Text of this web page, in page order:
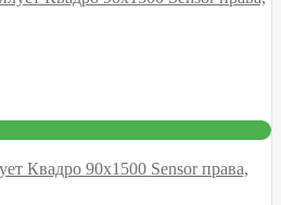
Квадро 90х1500 Sensor права,